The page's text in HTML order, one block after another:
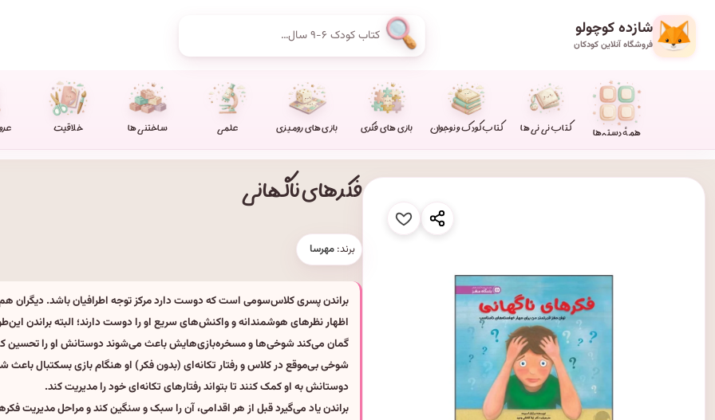
شازده کوچولو
فروشگاه آنلاین کودکان
همهٔ دسته‌ها کتاب نی نی ها کتاب کودک و نوجوان بازی های فکری بازی های رومیزی علمی ساختنی ها خلاقیت
فکرهای ناگهانی
برند: مهرسا
براندن پسری کلاس‌سومی است که دوست دارد مرکز توجه اطرافیان باشد. دیگران
اظهار نظرهای هوشمندانه و واکنش‌های سریع او را دوست دارند؛ البته براندن
گمان می‌کند شوخی‌ها و مسخره‌بازی‌هایش باعث می‌شوند دوستانش او را تحسین
شوخی بی‌موقع در کلاس و رفتار تکانه‌ای (بدون فکر) او هنگام بازی بسکتبال باعث
دوستانش به او کمک کنند تا بتواند رفتارهای تکانه‌‌ای خود را مدیریت کند.
براندن یاد می‌گیرد قبل از هر اقدامی، آن را سبک و سنگین کند و مراحل مدیریت